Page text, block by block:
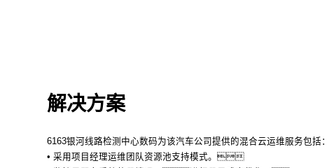
解决方案
6163银河线路检测中心数码为该汽车公司提供的混合云运维服务包
• 采用项目经理运维团队资源池支持模式。